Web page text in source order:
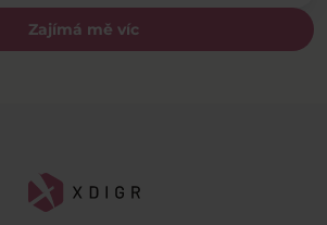
Zajímá mě víc